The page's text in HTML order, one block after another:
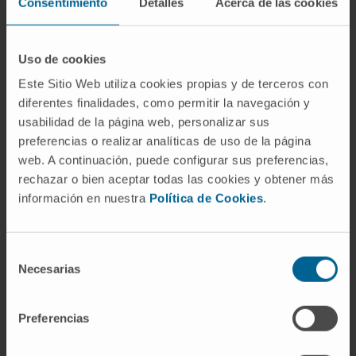
Uso de cookies
Este Sitio Web utiliza cookies propias y de terceros con
diferentes finalidades, como permitir la navegación y
usabilidad de la página web, personalizar sus
preferencias o realizar analíticas de uso de la página
web. A continuación, puede configurar sus preferencias,
rechazar o bien aceptar todas las cookies y obtener más
información en nuestra Política de Cookies.
Necesarias
Preferencias
necesario.
Preguntas frecuentes
sobre la negligencia médica
¿Cómo se diferencia la negligencia
médica de una complicación
inevitable?
Lanegligencia médicaimplica una falta de
mientras que una complicación inevitable
adecuados.